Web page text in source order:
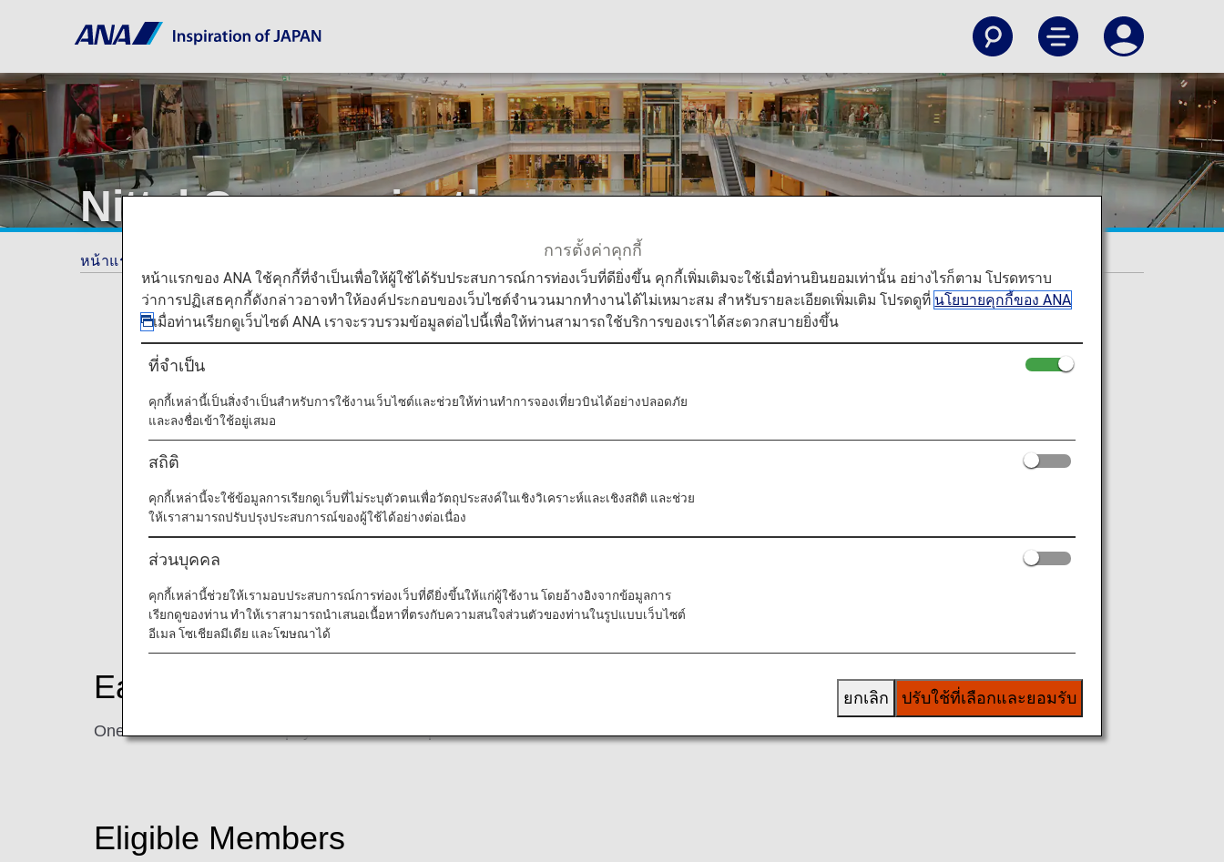
Nittel Communications
หน้าแรก Nittel Communications
Nittel provide high-quality services using mobile terminals as a medium to Japanese living
Earning Miles
One mile for each HKD15 payment of the cell-phone service.
Eligible Members
การตั้งค่าคุกกี้
หน้าแรกของ ANA ใช้คุกกี้ที่จำเป็นเพื่อให้ผู้ใช้ได้รับประสบการณ์การท่องเว็บที่ดียิ่งขึ้น คุกกี้เพิ่มเติมจะใช้เมื่อท่านยินยอมเท่านั้น อย่างไรก็ตาม โปรดทราบ
ว่าการปฏิเสธคุกกี้ดังกล่าวอาจทำให้องค์ประกอบของเว็บไซต์จำนวนมากทำงานได้ไม่เหมาะสม สำหรับรายละเอียดเพิ่มเติม โปรดดูที่ นโยบายคุกกี้ของ ANA
เมื่อท่านเรียกดูเว็บไซต์ ANA เราจะรวบรวมข้อมูลต่อไปนี้เพื่อให้ท่านสามารถใช้บริการของเราได้สะดวกสบายยิ่งขึ้น
ที่จำเป็น
คุกกี้เหล่านี้เป็นสิ่งจำเป็นสำหรับการใช้งานเว็บไซต์และช่วยให้ท่านทำการจองเที่ยวบินได้อย่างปลอดภัย
และลงชื่อเข้าใช้อยู่เสมอ
สถิติ
คุกกี้เหล่านี้จะใช้ข้อมูลการเรียกดูเว็บที่ไม่ระบุตัวตนเพื่อวัตถุประสงค์ในเชิงวิเคราะห์และเชิงสถิติ และช่วย
ให้เราสามารถปรับปรุงประสบการณ์ของผู้ใช้ได้อย่างต่อเนื่อง
ส่วนบุคคล
คุกกี้เหล่านี้ช่วยให้เรามอบประสบการณ์การท่องเว็บที่ดียิ่งขึ้นให้แก่ผู้ใช้งาน โดยอ้างอิงจากข้อมูลการ
เรียกดูของท่าน ทำให้เราสามารถนำเสนอเนื้อหาที่ตรงกับความสนใจส่วนตัวของท่านในรูปแบบเว็บไซต์
อีเมล โซเชียลมีเดีย และโฆษณาได้
ปรับใช้ที่เลือกและยอมรับ
ยกเลิก